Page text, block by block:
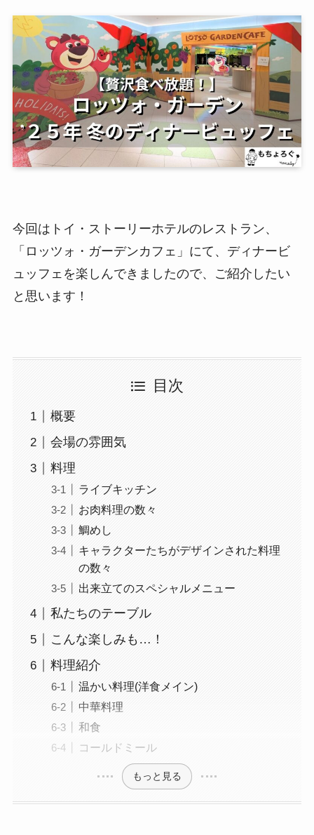
今回はトイ・ストーリーホテルのレストラン、
「ロッツォ・ガーデンカフェ」にて、ディナービ
ュッフェを楽しんできましたので、ご紹介したい
と思います！
目次
概要
会場の雰囲気
料理
ライブキッチン
お肉料理の数々
鯛めし
キャラクターたちがデザインされた料理
の数々
出来立てのスペシャルメニュー
私たちのテーブル
こんな楽しみも…！
料理紹介
温かい料理(洋食メイン)
中華料理
和食
コールドミール
もっと見る